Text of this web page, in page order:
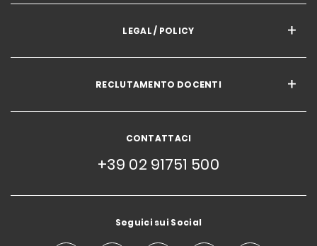
LEGAL / POLICY
RECLUTAMENTO DOCENTI
CONTATTACI
+39 02 91751 500
Seguici sui Social